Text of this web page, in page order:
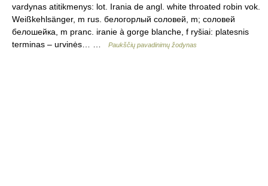
vardynas atitikmenys: lot. Irania de angl. white throated robin vok.
Weißkehlsänger, m rus. белогорлый соловей, m; соловей
белошейка, m pranc. iranie à gorge blanche, f ryšiai: platesnis
terminas – urvinės… …
Paukščių pavadinimų žodynas